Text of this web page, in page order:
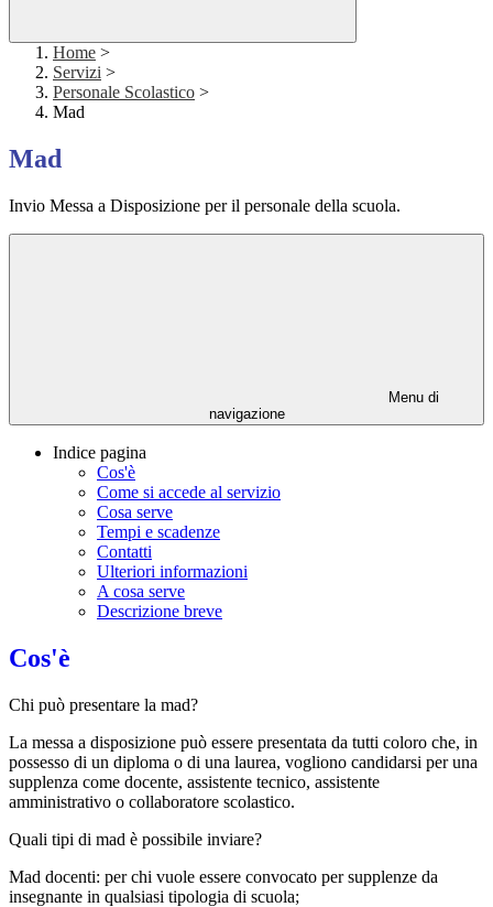
Home >
Servizi >
Personale Scolastico >
Mad
Mad
Invio Messa a Disposizione per il personale della scuola.
Menu di
navigazione
Indice pagina
Cos'è
Come si accede al servizio
Cosa serve
Tempi e scadenze
Contatti
Ulteriori informazioni
A cosa serve
Descrizione breve
Cos'è
Chi può presentare la mad?
La messa a disposizione può essere presentata da tutti coloro che, in
possesso di un diploma o di una laurea, vogliono candidarsi per una
supplenza come docente, assistente tecnico, assistente
amministrativo o collaboratore scolastico.
Quali tipi di mad è possibile inviare?
Mad docenti: per chi vuole essere convocato per supplenze da
insegnante in qualsiasi tipologia di scuola;